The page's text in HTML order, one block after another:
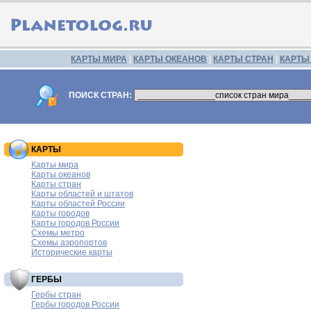
КАРТЫ МИРА КАРТЫ ОКЕАНОВ КАРТЫ СТРАН
ПОИСК СТРАН:
КАРТЫ
Карты мира
Карты океанов
Карты стран
Карты областей и штатов
Карты областей России
Карты городов
Карты городов России
Схемы метро
Схемы аэропортов
Исторические карты
ГЕРБЫ
Гербы стран
Гербы городов России